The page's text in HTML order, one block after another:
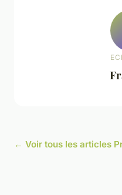
← Voir tous les articles